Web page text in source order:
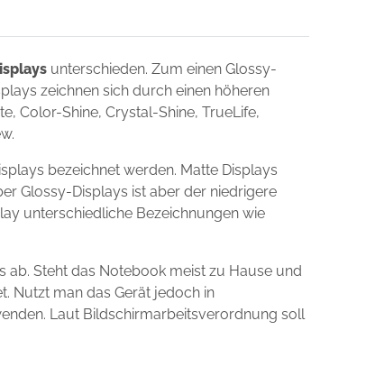
unterschieden. Zum einen Glossy-
zeichnen sich durch einen höheren
Color-Shine, Crystal-Shine, TrueLife,
bezeichnet werden. Matte Displays
Glossy-Displays ist aber der niedrigere
unterschiedliche Bezeichnungen wie
ab. Steht das Notebook meist zu Hause und
Nutzt man das Gerät jedoch in
Laut Bildschirmarbeitsverordnung soll